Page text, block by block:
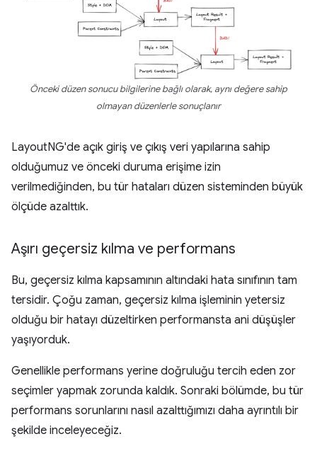
Önceki düzen sonucu bilgilerine bağlı olarak, aynı değere sahip
olmayan düzenlerle sonuçlanır
LayoutNG'de açık giriş ve çıkış veri yapılarına sahip
olduğumuz ve önceki duruma erişime izin
verilmediğinden, bu tür hataları düzen sisteminden büyük
ölçüde azalttık.
Aşırı geçersiz kılma ve performans
Bu, geçersiz kılma kapsamının altındaki hata sınıfının tam
tersidir. Çoğu zaman, geçersiz kılma işleminin yetersiz
olduğu bir hatayı düzeltirken performansta ani düşüşler
yaşıyorduk.
Genellikle performans yerine doğruluğu tercih eden zor
seçimler yapmak zorunda kaldık. Sonraki bölümde, bu tür
performans sorunlarını nasıl azalttığımızı daha ayrıntılı bir
şekilde inceleyeceğiz.